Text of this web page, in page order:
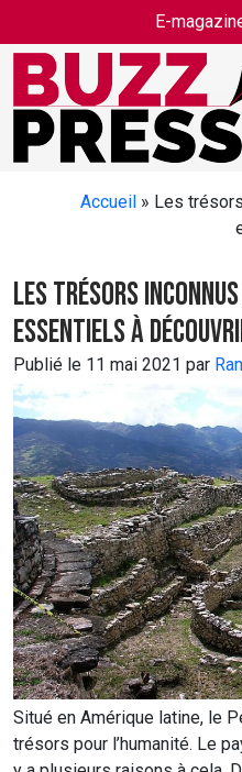
E-
Accueil » Les
Les trésors
essentiels à
Publié le 11 mai 2021 par
Situé en Amérique latine, le
trésors pour l’humanité. Le